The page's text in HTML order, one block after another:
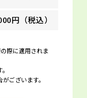
円（税込）
際に適用されま
ございます。